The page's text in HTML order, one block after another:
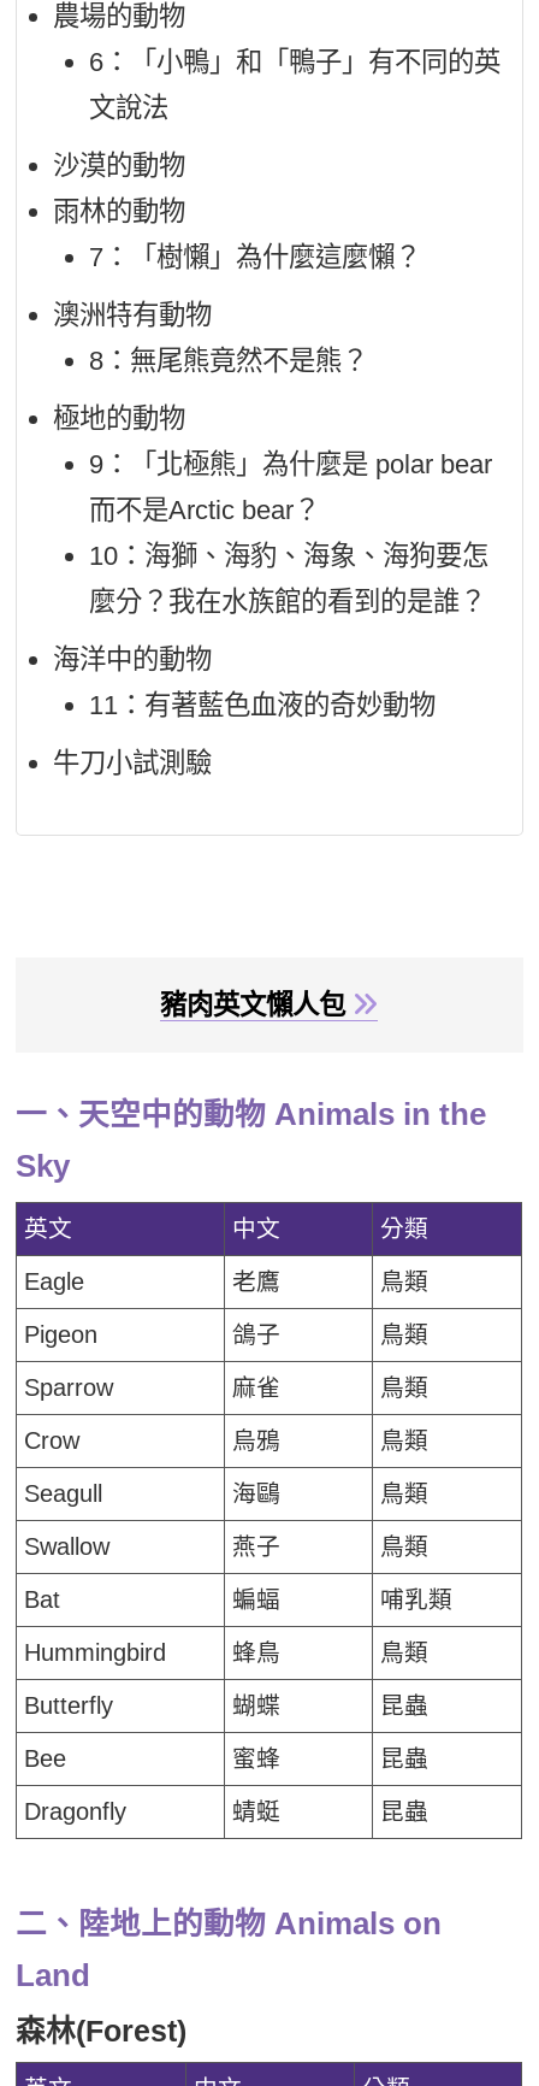
農場的動物
6：「小鴨」和「鴨子」有不同的英
文說法
沙漠的動物
雨林的動物
7：「樹懶」為什麼這麼懶？
澳洲特有動物
8：無尾熊竟然不是熊？
極地的動物
9：「北極熊」為什麼是 polar bear
而不是Arctic bear？
10：海獅、海豹、海象、海狗要怎
麼分？我在水族館的看到的是誰？
海洋中的動物
11：有著藍色血液的奇妙動物
牛刀小試測驗
豬肉英文懶人包
一、天空中的動物 Animals in the
Sky
英文 中文
分類
Eagle
老鷹
鳥類
Pigeon
鴿子
鳥類
Sparrow
麻雀
鳥類
Crow
烏鴉
鳥類
Seagull
海鷗
鳥類
Swallow
燕子
鳥類
Bat
蝙蝠
哺乳類
Hummingbird
蜂鳥
鳥類
Butterfly
蝴蝶
昆蟲
Bee
蜜蜂
昆蟲
Dragonfly
蜻蜓 昆蟲
二、陸地上的動物 Animals on
Land
森林(Forest)